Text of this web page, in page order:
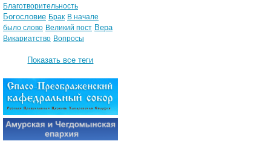
Благотворительность
Богословие Брак В начале
было слово Великий пост Вера
Викариатство Вопросы
Показать все теги